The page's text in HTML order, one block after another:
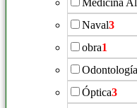
Medicina
Naval3
obra1
Óptica3